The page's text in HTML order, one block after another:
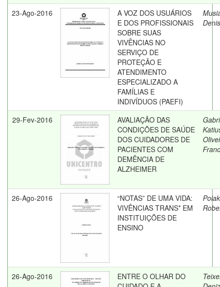
23-Ago-2016
A VOZ DOS USUÁRIOS
E DOS PROFISSIONAIS
SOBRE SUAS
VIVÊNCIAS NO
SERVIÇO DE
PROTEÇÃO E
ATENDIMENTO
ESPECIALIZADO A
FAMÍLIAS E
INDIVÍDUOS (PAEFI)
29-Fev-2016
AVALIAÇÃO DAS
CONDIÇÕES DE SAÚDE
DOS CUIDADORES DE
PACIENTES COM
DEMÊNCIA DE
ALZHEIMER
26-Ago-2016
“NOTAS” DE UMA VIDA:
VIVÊNCIAS TRANS* EM
INSTITUIÇÕES DE
ENSINO
26-Ago-2016
ENTRE O OLHAR DO